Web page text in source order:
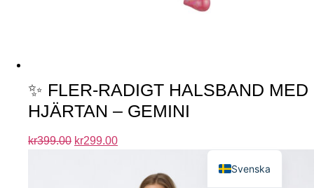
✨ FLER-RADIGT HALSBAND MED
HJÄRTAN – GEMINI
kr399.00 kr299.00
Svenska